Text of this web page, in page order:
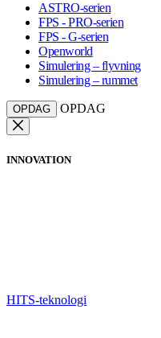
ASTRO-serien
FPS - PRO-serien
FPS - G-serien
Openworld
Simulering – flyvning
Simulering – rummet
OPDAG OPDAG
INNOVATION
HITS-teknologi